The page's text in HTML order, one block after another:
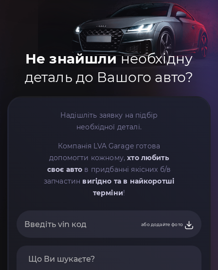
Не знайшлинеобхідну
деталь до Вашого авто?
Надішліть заявку на підбір
необхідної деталі.
Компанія LVA Garage готова
допомогти кожному,хто любить
своє авто в придбанні якісних б/в
запчастин вигідно та в найкоротші
терміни!
або додайте фото